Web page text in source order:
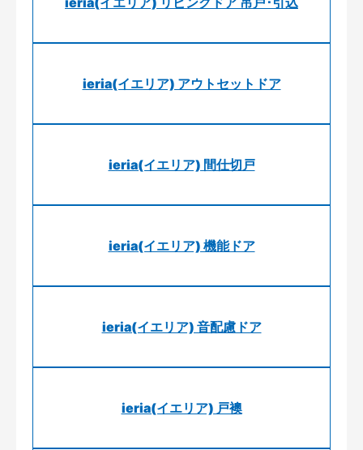
ieria(イエリア) アウトセットドア
ieria(イエリア) 間仕切戸
ieria(イエリア) 機能ドア
ieria(イエリア) 音配慮ドア
ieria(イエリア) 戸襖